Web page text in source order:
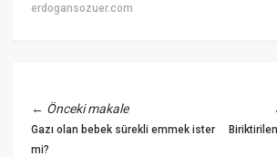
erdogansozuer.com
← Önceki makale
Gazı olan bebek sürekli emmek ister
mi?